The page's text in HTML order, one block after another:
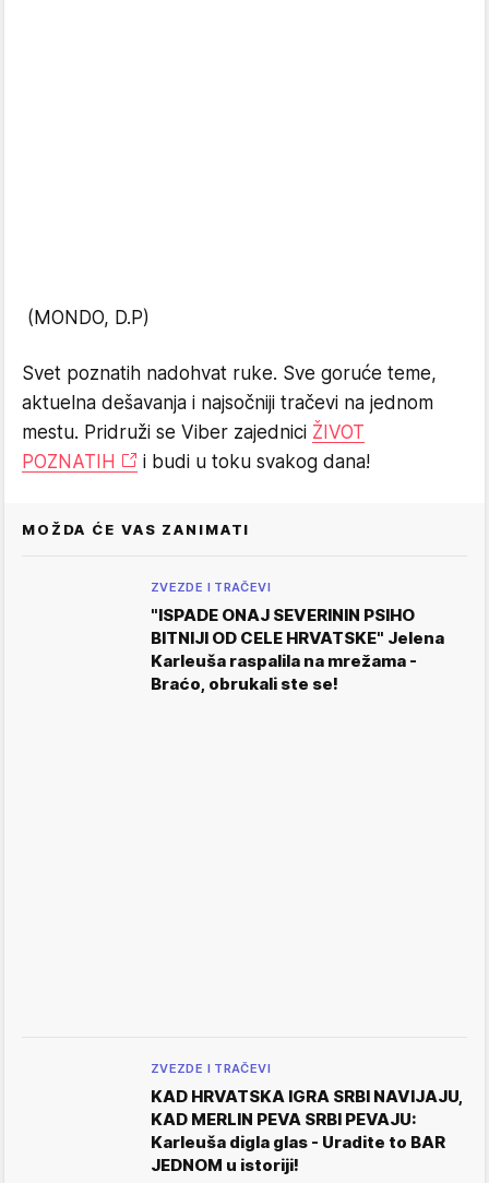
(MONDO, D.P)
Svet poznatih nadohvat ruke. Sve goruće teme,
aktuelna dešavanja i najsočniji tračevi na jednom
mestu. Pridruži se Viber zajednici ŽIVOT
POZNATIH
i budi u toku svakog dana!
MOŽDA ĆE VAS ZANIMATI
ZVEZDE I TRAČEVI
"ISPADE ONAJ SEVERININ PSIHO
BITNIJI OD CELE HRVATSKE" Jelena
Karleuša raspalila na mrežama -
Braćo, obrukali ste se!
ZVEZDE I TRAČEVI
KAD HRVATSKA IGRA SRBI NAVIJAJU,
KAD MERLIN PEVA SRBI PEVAJU:
Karleuša digla glas - Uradite to BAR
JEDNOM u istoriji!